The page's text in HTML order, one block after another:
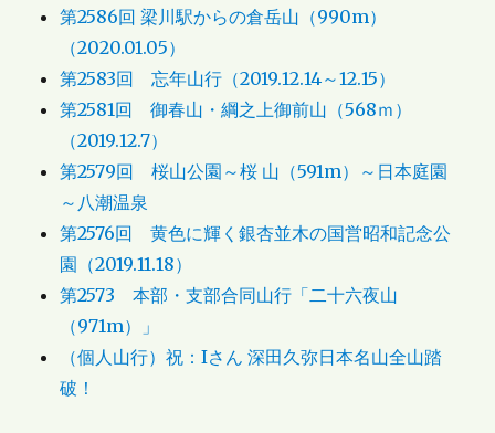
第2586回 梁川駅からの倉岳山（990m）
（2020.01.05）
第2583回 忘年山行（2019.12.14～12.15）
第2581回 御春山・綱之上御前山（568ｍ）
（2019.12.7）
第2579回 桜山公園～桜 山（591m）～日本庭園
～八潮温泉
第2576回 黄色に輝く銀杏並木の国営昭和記念公
園（2019.11.18）
第2573 本部・支部合同山行「二十六夜山
（971m）」
（個人山行）祝：Iさん 深田久弥日本名山全山踏
破！